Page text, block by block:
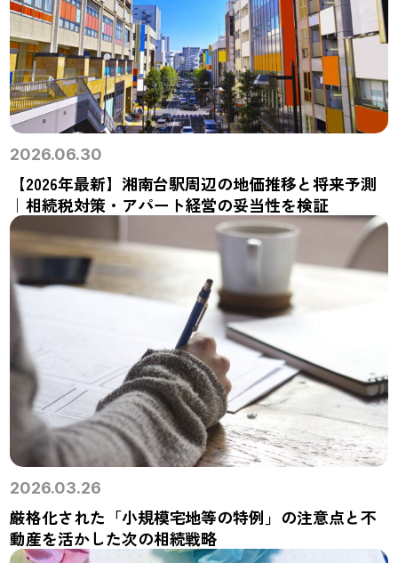
2026.06.30
【2026年最新】湘南台駅周辺の地価推移と将来予測
｜相続税対策・アパート経営の妥当性を検証
2026.03.26
厳格化された「小規模宅地等の特例」の注意点と不
動産を活かした次の相続戦略